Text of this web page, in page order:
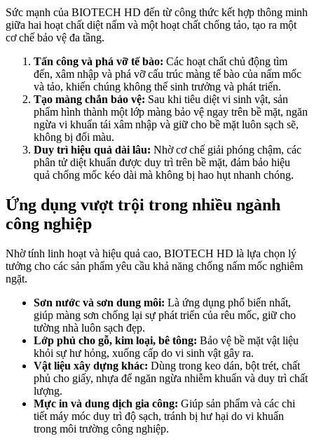
Sức mạnh của BIOTECH HD đến từ công thức kết hợp thông minh
giữa hai hoạt chất diệt nấm và một hoạt chất chống tảo, tạo ra một
cơ chế bảo vệ đa tầng.
Tấn công và phá vỡ tế bào: Các hoạt chất chủ động tìm
đến, xâm nhập và phá vỡ cấu trúc màng tế bào của nấm mốc
và tảo, khiến chúng không thể sinh trưởng và phát triển.
Tạo màng chắn bảo vệ: Sau khi tiêu diệt vi sinh vật, sản
phẩm hình thành một lớp màng bảo vệ ngay trên bề mặt, ngăn
ngừa vi khuẩn tái xâm nhập và giữ cho bề mặt luôn sạch sẽ,
không bị đổi màu.
Duy trì hiệu quả dài lâu: Nhờ cơ chế giải phóng chậm, các
phân tử diệt khuẩn được duy trì trên bề mặt, đảm bảo hiệu
quả chống mốc kéo dài mà không bị hao hụt nhanh chóng.
Ứng dụng vượt trội trong nhiều ngành
công nghiệp
Nhờ tính linh hoạt và hiệu quả cao, BIOTECH HD là lựa chọn lý
tưởng cho các sản phẩm yêu cầu khả năng chống nấm mốc nghiêm
ngặt.
Sơn nước và sơn dung môi: Là ứng dụng phổ biến nhất,
giúp màng sơn chống lại sự phát triển của rêu mốc, giữ cho
tường nhà luôn sạch đẹp.
Lớp phủ cho gỗ, kim loại, bê tông: Bảo vệ bề mặt vật liệu
khỏi sự hư hỏng, xuống cấp do vi sinh vật gây ra.
Vật liệu xây dựng khác: Dùng trong keo dán, bột trét, chất
phủ cho giấy, nhựa để ngăn ngừa nhiễm khuẩn và duy trì chất
lượng.
Mực in và dung dịch gia công: Giúp sản phẩm và các chi
tiết máy móc duy trì độ sạch, tránh bị hư hại do vi khuẩn
trong môi trường công nghiệp.